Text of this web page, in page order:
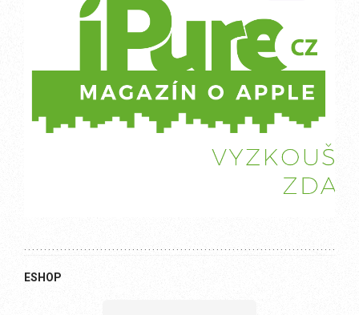
ESHOP